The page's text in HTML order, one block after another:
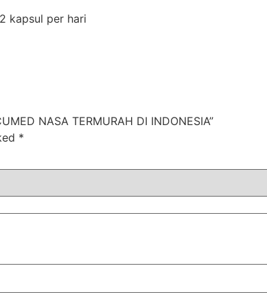
kapsul per hari
NASA TERMURAH DI INDONESIA”
*